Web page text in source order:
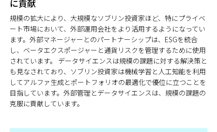
に貢献
規模の拡大により、大規模なソブリン投資家ほど、特にプライベ
ート市場において、外部運用会社をより活用するようになってい
ます。外部マネージャーとのパートナーシップは、ESGを統合
し、ベータエクスポージャーと通貨リスクを管理するために使用
されています。 データサイエンスは規模の課題に対する解決策と
も見なされており、ソブリン投資家は機械学習と人工知能を利用
してアルファ生成とポートフォリオの最適化で優位に立つことを
目指しています。外部管理とデータサイエンスは、規模の課題の
克服に貢献しています。